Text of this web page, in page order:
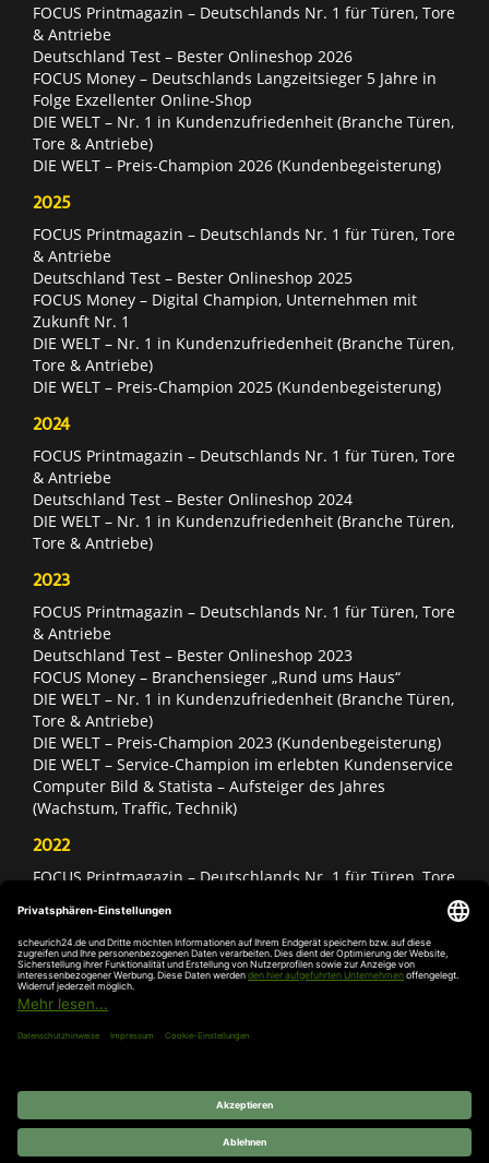
FOCUS Printmagazin – Deutschlands Nr. 1 für Türen, Tore
& Antriebe
Deutschland Test – Bester Onlineshop 2026
FOCUS Money – Deutschlands Langzeitsieger 5 Jahre in
Folge Exzellenter Online-Shop
DIE WELT – Nr. 1 in Kundenzufriedenheit (Branche Türen,
Tore & Antriebe)
DIE WELT – Preis-Champion 2026 (Kundenbegeisterung)
2025
FOCUS Printmagazin – Deutschlands Nr. 1 für Türen, Tore
& Antriebe
Deutschland Test – Bester Onlineshop 2025
FOCUS Money – Digital Champion, Unternehmen mit
Zukunft Nr. 1
DIE WELT – Nr. 1 in Kundenzufriedenheit (Branche Türen,
Tore & Antriebe)
DIE WELT – Preis-Champion 2025 (Kundenbegeisterung)
2024
FOCUS Printmagazin – Deutschlands Nr. 1 für Türen, Tore
& Antriebe
Deutschland Test – Bester Onlineshop 2024
DIE WELT – Nr. 1 in Kundenzufriedenheit (Branche Türen,
Tore & Antriebe)
2023
FOCUS Printmagazin – Deutschlands Nr. 1 für Türen, Tore
& Antriebe
Deutschland Test – Bester Onlineshop 2023
FOCUS Money – Branchensieger „Rund ums Haus“
DIE WELT – Nr. 1 in Kundenzufriedenheit (Branche Türen,
Tore & Antriebe)
DIE WELT – Preis-Champion 2023 (Kundenbegeisterung)
DIE WELT – Service-Champion im erlebten Kundenservice
Computer Bild & Statista – Aufsteiger des Jahres
(Wachstum, Traffic, Technik)
2022
FOCUS Printmagazin – Deutschlands Nr. 1 für Türen, Tore
Deutschland Test – Bester Onlineshop 2022
FOCUS Money – Branchensieger „Rund ums Haus“
DIE WELT – Service-Champion im erlebten Kundenservice
DIE WELT – Branchengewinner Gold-Rang (Türen, Tore &
Antriebe)